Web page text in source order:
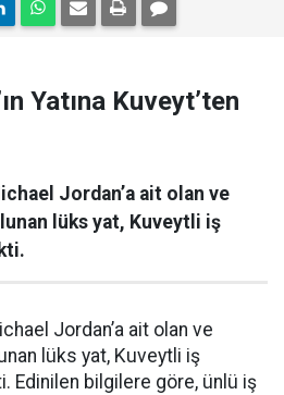
Yatına Kuveyt’ten
Jordan’a ait olan ve
lüks yat, Kuveytli iş
Jordan’a ait olan ve
lüks yat, Kuveytli iş
Edinilen bilgilere göre, ünlü iş